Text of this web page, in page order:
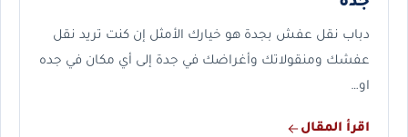
دباب نقل عفش بجدة هو خيارك الأمثل إن كنت تريد نقل
عفشك ومنقولاتك وأغراضك في جدة إلى أي مكان في جده
او…
اقرأ المقال